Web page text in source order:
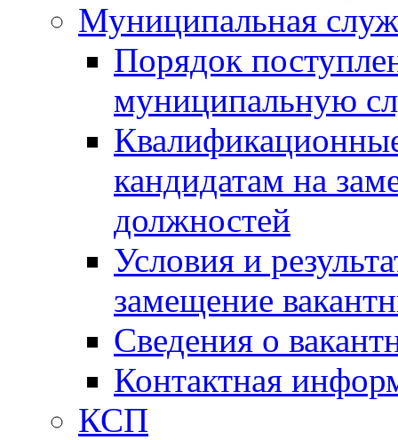
Муниципальная
Порядок
муниципальную
кандидатам на
должностей
Условия и
замещение
Сведения о
Контактная
КСП